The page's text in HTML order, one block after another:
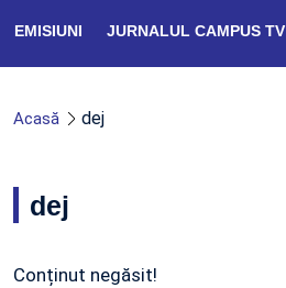
EMISIUNI JURNALUL CAMPUS TV
Acasă dej
dej
Conținut negăsit!